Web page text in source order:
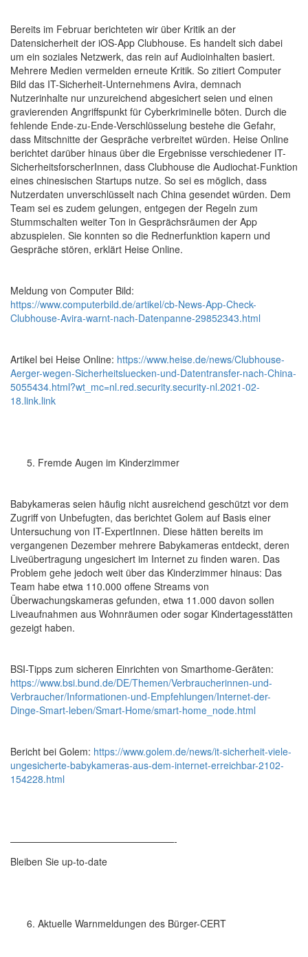
Bereits im Februar berichteten wir über Kritik an der
Datensicherheit der iOS-App Clubhouse. Es handelt sich dabei
um ein soziales Netzwerk, das rein auf Audioinhalten basiert.
Mehrere Medien vermelden erneute Kritik. So zitiert Computer
Bild das IT-Sicherheit-Unternehmens Avira, demnach
Nutzerinhalte nur unzureichend abgesichert seien und einen
gravierenden Angriffspunkt für Cyberkriminelle böten. Durch die
fehlende Ende-zu-Ende-Verschlüsselung bestehe die Gefahr,
dass Mitschnitte der Gespräche verbreitet würden. Heise Online
berichtet darüber hinaus über die Ergebnisse verschiedener IT-
SicherheitsforscherInnen, dass Clubhouse die Audiochat-Funktion
eines chinesischen Startups nutze. So sei es möglich, dass
Nutzerdaten unverschlüsselt nach China gesendet würden. Dem
Team sei es zudem gelungen, entgegen der Regeln zum
Stummschalten weiter Ton in Gesprächsräumen der App
abzuspielen. Sie konnten so die Rednerfunktion kapern und
Gespräche stören, erklärt Heise Online.
Meldung von Computer Bild:
https://www.computerbild.de/artikel/cb-News-App-Check-
Clubhouse-Avira-warnt-nach-Datenpanne-29852343.html
Artikel bei Heise Online: https://www.heise.de/news/Clubhouse-
Aerger-wegen-Sicherheitsluecken-und-Datentransfer-nach-China-
5055434.html?wt_mc=nl.red.security.security-nl.2021-02-
18.link.link
Fremde Augen im Kinderzimmer
Babykameras seien häufig nicht ausreichend geschützt vor dem
Zugriff von Unbefugten, das berichtet Golem auf Basis einer
Untersuchung von IT-ExpertInnen. Diese hätten bereits im
vergangenen Dezember mehrere Babykameras entdeckt, deren
Liveübertragung ungesichert im Internet zu finden waren. Das
Problem gehe jedoch weit über das Kinderzimmer hinaus: Das
Team habe etwa 110.000 offene Streams von
Überwachungskameras gefunden, etwa 11.000 davon sollen
Liveaufnahmen aus Wohnräumen oder sogar Kindertagesstätten
gezeigt haben.
BSI-Tipps zum sicheren Einrichten von Smarthome-Geräten:
https://www.bsi.bund.de/DE/Themen/Verbraucherinnen-und-
Verbraucher/Informationen-und-Empfehlungen/Internet-der-
Dinge-Smart-leben/Smart-Home/smart-home_node.html
Bericht bei Golem: https://www.golem.de/news/it-sicherheit-viele-
ungesicherte-babykameras-aus-dem-internet-erreichbar-2102-
154228.html
—————————————————-
Bleiben Sie up-to-date
Aktuelle Warnmeldungen des Bürger-CERT